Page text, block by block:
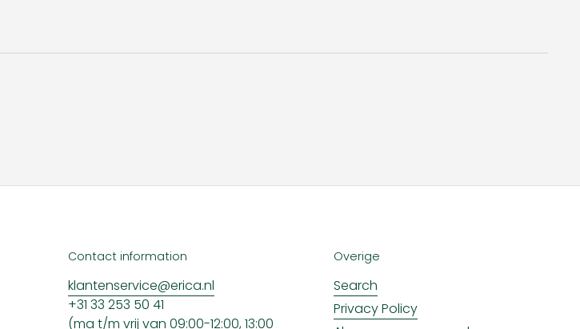
Contact information
klantenservice@erica.nl
+31 33 253 50 41
(ma t/m vrij van 09:00-12:00, 13:00
Overige
Search
Privacy Policy